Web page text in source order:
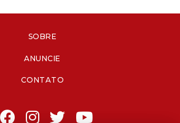
SOBRE
ANUNCIE
CONTATO